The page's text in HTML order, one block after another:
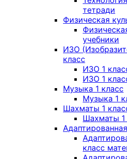
тетради
Физическая
учебники
ИЗО
класс
ИЗО 1
ИЗО 1
Музыка 1 класс
Музыка 1
Шахматы 1
Шахматы 1
класс